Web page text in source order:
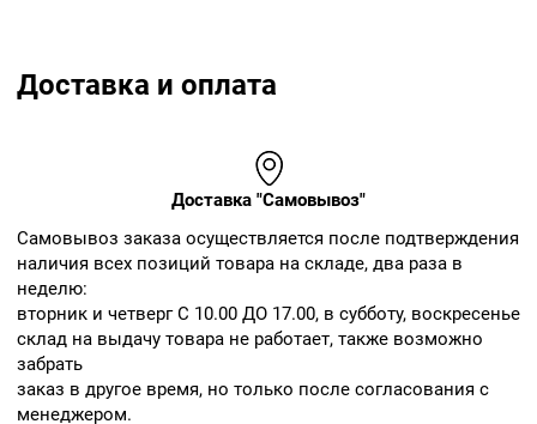
Доставка и оплата
Доставка "Самовывоз"
Cамовывоз заказа осуществляется после подтверждения
наличия всех позиций товара на складе, два раза в
неделю:
вторник и четверг С 10.00 ДО 17.00, в субботу, воскресенье
склад на выдачу товара не работает, также возможно
забрать
заказ в другое время, но только после согласования с
менеджером.